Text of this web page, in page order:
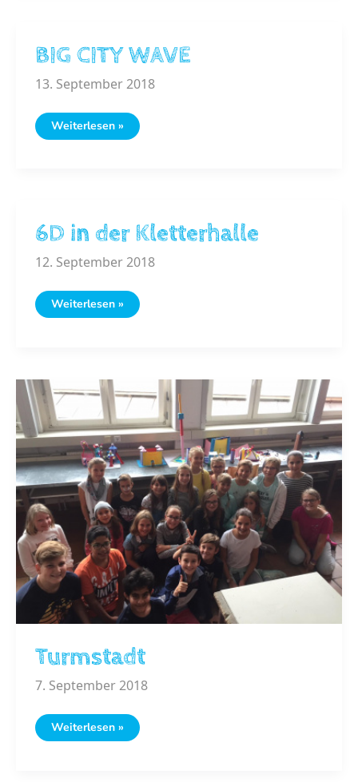
BIG CITY WAVE
13. September 2018
BIG
Weiterlesen »
6D in der Kletterhalle
12. September 2018
6D
in
Weiterlesen »
Turmstadt
7. September 2018
Turmstadt
Weiterlesen »